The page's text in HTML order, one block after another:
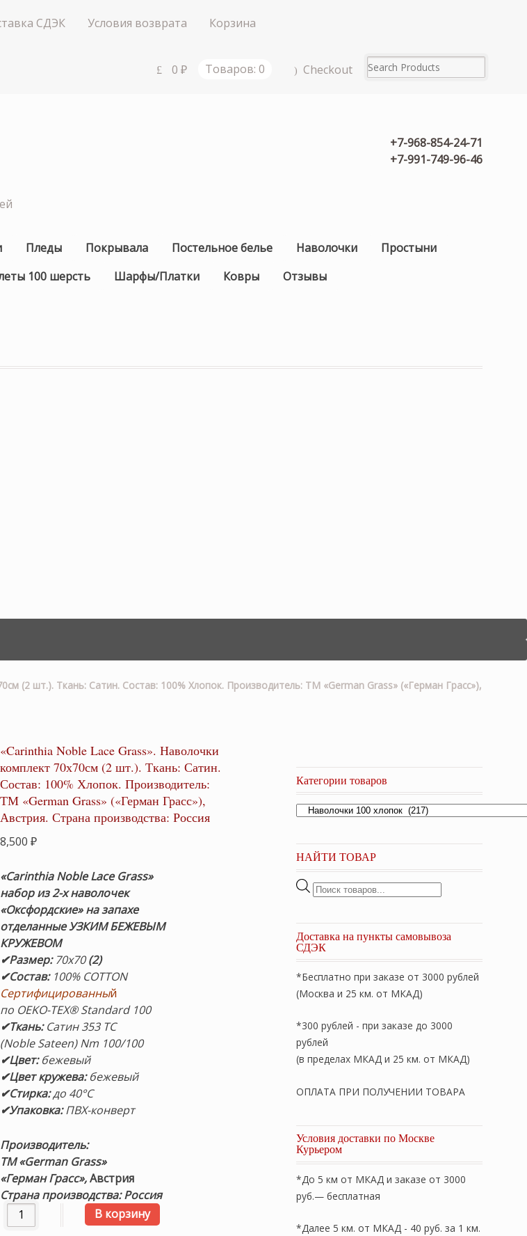
СДЭК Условия возврата Корзина
0 ₽ Товаров: 0 Checkout
+7-968-854-24-71
+7-991-749-96-46
Пледы Покрывала Постельное белье Наволочки
Простыни
100 шерсть Шарфы/Платки Ковры
Отзывы
(2 шт.). Ткань: Сатин. Состав: 100% Хлопок. Производитель: ТМ «German Grass» («Герман Грасс»),
«Carinthia Noble Lace Grass». Наволочки
комплект 70х70см (2 шт.). Ткань: Сатин.
Состав: 100% Хлопок. Производитель:
ТМ «German Grass» («Герман Грасс»),
Австрия. Страна производства: Россия
8,500 ₽
«Carinthia Noble Lace Grass»
набор из 2-х наволочек
«Оксфордские» на запахе
отделанные УЗКИМ БЕЖЕВЫМ
КРУЖЕВОМ
✔Размер: 70х70(2)
✔Состав: 100% COTTON
Сертифицированный
по OEKO-TEX® Standard 100
✔Ткань:Сатин 353 ТС
(Noble Sateen) Nm 100/100
✔Цвет:бежевый
✔Цвет кружева:бежевый
✔Стирка:до 40°С
✔Упаковка:ПВХ-конверт
Производитель:
ТМ «German Grass»
«Герман Грасс»,Австрия
Страна производства: Россия
Количество товара «Carinthia Noble Lace Grass». Наволочки комплект 70х70см (2 шт.). Ткань:
В корзину
Категории товаров
НАЙТИ ТОВАР
Поиск
Доставка на пункты самовывоза
СДЭК
*Бесплатно при заказе от 3000 рублей
(Москва и 25 км. от МКАД)
*300 рублей - при заказе до 3000
рублей
(в пределах МКАД и 25 км. от МКАД)
ОПЛАТА ПРИ ПОЛУЧЕНИИ ТОВАРА
Условия доставки по Москве
Курьером
*До 5 км от МКАД и заказе от 3000
руб.— бесплатная
*Далее 5 км. от МКАД - 40 руб. за 1 км.